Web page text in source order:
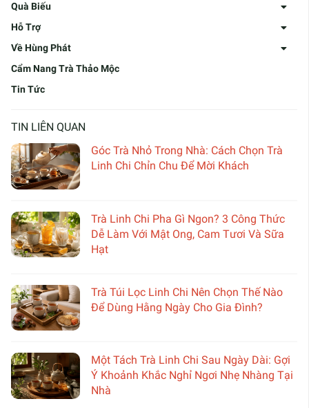
Quà Biếu
Hỗ Trợ
Về Hùng Phát
Cẩm Nang Trà Thảo Mộc
Tin Tức
TIN LIÊN QUAN
Góc Trà Nhỏ Trong Nhà: Cách Chọn Trà
Linh Chi Chỉn Chu Để Mời Khách
Trà Linh Chi Pha Gì Ngon? 3 Công Thức
Dễ Làm Với Mật Ong, Cam Tươi Và Sữa
Hạt
Trà Túi Lọc Linh Chi Nên Chọn Thế Nào
Để Dùng Hằng Ngày Cho Gia Đình?
Một Tách Trà Linh Chi Sau Ngày Dài: Gợi
Ý Khoảnh Khắc Nghỉ Ngơi Nhẹ Nhàng Tại
Nhà